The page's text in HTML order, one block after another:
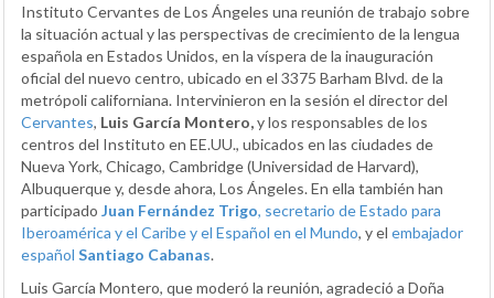
Instituto Cervantes de Los Ángeles una reunión de trabajo sobre
la situación actual y las perspectivas de crecimiento de la lengua
española en Estados Unidos, en la víspera de la inauguración
oficial del nuevo centro, ubicado en el 3375 Barham Blvd. de la
metrópoli californiana. Intervinieron en la sesión el director del
Cervantes, Luis García Montero,y los responsables de los
centros del Instituto en EE.UU., ubicados en las ciudades de
Nueva York, Chicago, Cambridge (Universidad de Harvard),
Albuquerque y, desde ahora, Los Ángeles. En ella también han
participado Juan Fernández Trigo, secretario de Estado para
Iberoamérica y el Caribe y el Español en el Mundo, y el embajador
español Santiago Cabanas.
Luis García Montero, que moderó la reunión, agradeció a Doña